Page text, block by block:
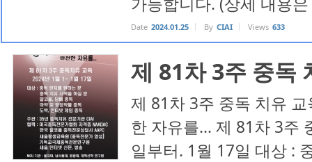
Date 2024.01.25 By CIAI Views 633
제 81차 3주 중독
제 81차 3주 중독 치유
한 자유를... 제 81차 3주
일부터. 1월 17일 대상 :